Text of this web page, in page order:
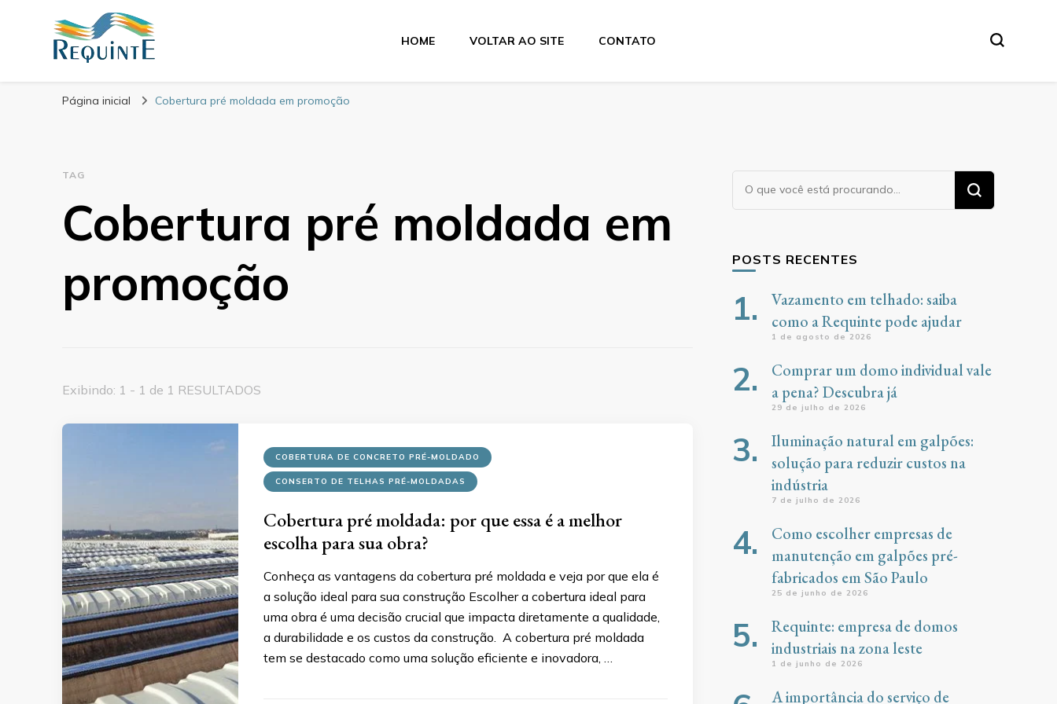
Blog Requinte
HOME VOLTAR AO SITE CONTATO
Página inicial Cobertura pré moldada em promoção
TAG
Cobertura pré moldada em
promoção
Exibindo: 1 - 1 de 1 RESULTADOS
COBERTURA DE CONCRETO PRÉ-MOLDADO
CONSERTO DE TELHAS PRÉ-MOLDADAS
Cobertura pré moldada: por que essa é a melhor
escolha para sua obra?
Conheça as vantagens da cobertura pré moldada e veja por que ela é
a solução ideal para sua construção Escolher a cobertura ideal para
uma obra é uma decisão crucial que impacta diretamente a qualidade,
a durabilidade e os custos da construção. A cobertura pré moldada
tem se destacado como uma solução eficiente e inovadora, …
Procurando
algo?
POSTS RECENTES
Vazamento em telhado: saiba
como a Requinte pode ajudar
1 de agosto de 2026
Comprar um domo individual vale
a pena? Descubra já
29 de julho de 2026
Iluminação natural em galpões:
solução para reduzir custos na
indústria
7 de julho de 2026
Como escolher empresas de
manutenção em galpões pré-
fabricados em São Paulo
25 de junho de 2026
Requinte: empresa de domos
industriais na zona leste
1 de junho de 2026
A importância do serviço de